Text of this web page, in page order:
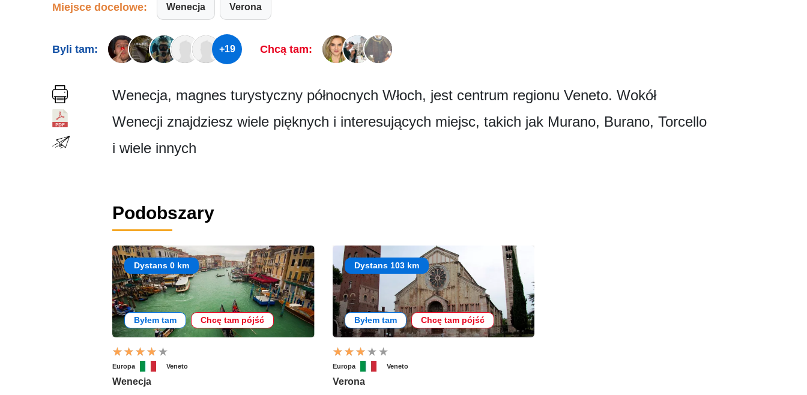
Miejsce docelowe: Wenecja Verona
Byli tam: +19 Chcą tam:
Wenecja, magnes turystyczny północnych Włoch, jest centrum regionu Veneto. Wokół
Wenecji znajdziesz wiele pięknych i interesujących miejsc, takich jak Murano, Burano, Torcello
i wiele innych
Podobszary
Dystans 0 km
Byłem tam Chcę tam pójść
Europa Veneto
Wenecja
Dystans 103 km
Byłem tam Chcę tam pójść
Europa Veneto
Verona